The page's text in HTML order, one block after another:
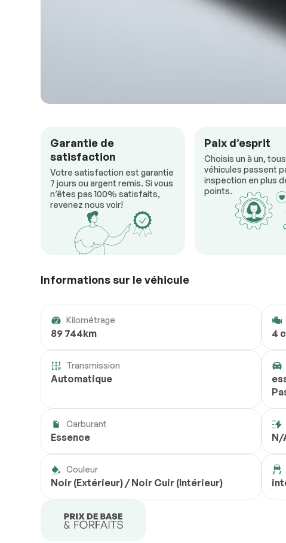
Garantie de
satisfaction
Votre satisfaction est garantie
7 jours ou argent remis. Si vous
n’êtes pas 100% satisfaits,
revenez nous voir!
Paix d’esprit
Choisis un à un,
véhicules passent
inspection en plus
points.
Informations sur le véhicule
Kilométrage
89 744km 4
Transmission
Automatique
Carburant
Essence N/
Couleur
Noir (Extérieur) / Noir Cuir (Intérieur)